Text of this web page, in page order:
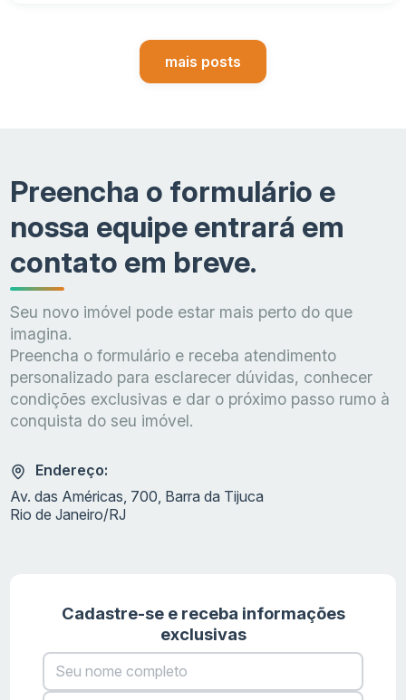
mais posts
Preencha o formulário e
nossa equipe entrará em
contato em breve.
Seu novo imóvel pode estar mais perto do que
imagina.
Preencha o formulário e receba atendimento
personalizado para esclarecer dúvidas, conhecer
condições exclusivas e dar o próximo passo rumo à
conquista do seu imóvel.
Endereço:
Av. das Américas, 700, Barra da Tijuca
Rio de Janeiro/RJ
Cadastre-se e receba informações
exclusivas